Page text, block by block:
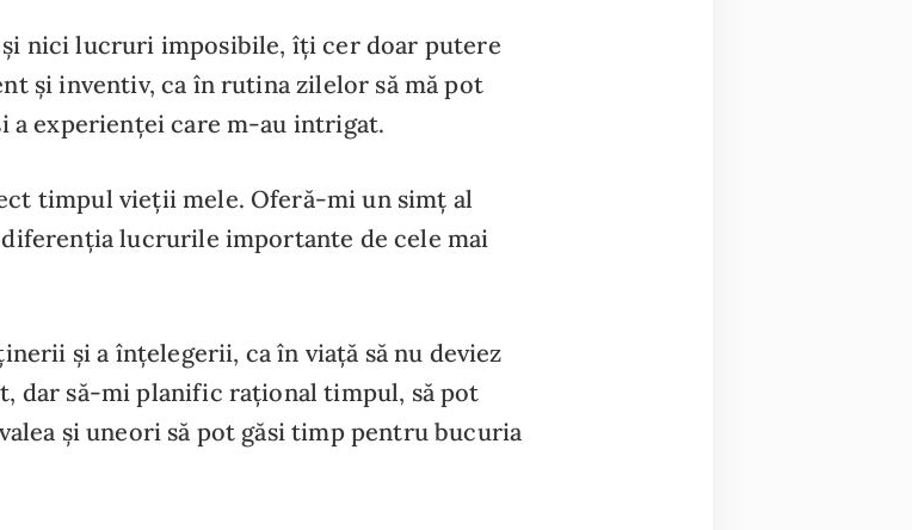
nici lucruri imposibile, îți cer doar putere
și inventiv, ca în rutina zilelor să mă pot
a experienței care m-au intrigat.
timpul vieții mele. Oferă-mi un simț al
lucrurile importante de cele mai
și a înțelegerii, ca în viață să nu deviez
dar să-mi planific rațional timpul, să pot
și uneori să pot găsi timp pentru bucuria